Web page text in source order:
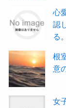
心
認
る。
根
意
女